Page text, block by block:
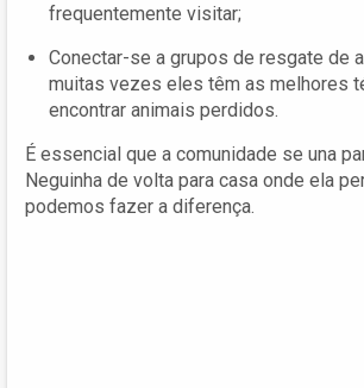
frequentemente visitar;
Conectar-se a grupos de resgate de
muitas vezes eles têm as melhores
encontrar animais perdidos.
É essencial que a comunidade se una
Neguinha de volta para casa onde ela
podemos fazer a diferença.